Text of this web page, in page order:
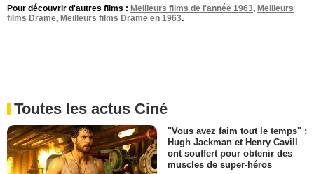
Pour découvrir d'autres films : Meilleurs films de l'année 1963, Meilleurs
films Drame, Meilleurs films Drame en 1963.
Toutes les actus Ciné
"Vous avez faim tout le temps" :
Hugh Jackman et Henry Cavill
ont souffert pour obtenir des
muscles de super-héros